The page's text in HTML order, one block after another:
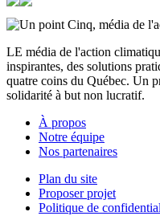
LE média de l'action
inspirantes, des solutions
quatre coins du Québec. Un
solidarité à but non lucratif.
À propos
Notre équipe
Nos partenaires
Plan du site
Proposer projet
Politique de